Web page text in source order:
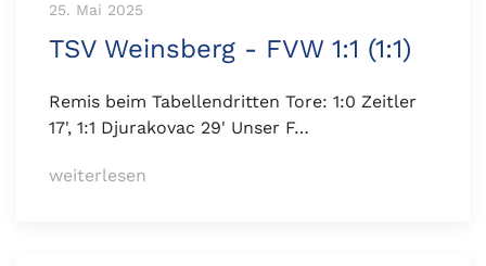
25. Mai 2025
TSV Weinsberg - FVW 1:1 (1:1)
Remis beim Tabellendritten Tore: 1:0 Zeitler
17', 1:1 Djurakovac 29' Unser F…
weiterlesen